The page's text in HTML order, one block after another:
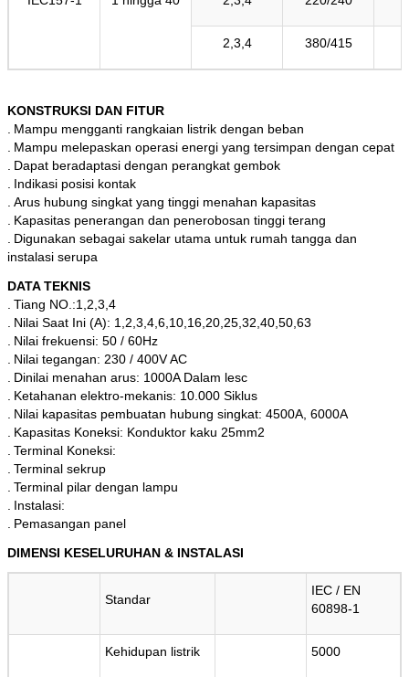
2,3,4 380/415
KONSTRUKSI DAN FITUR
Mampu mengganti rangkaian listrik dengan beban
Mampu melepaskan operasi energi yang tersimpan dengan cepat
Dapat beradaptasi dengan perangkat gembok
Indikasi posisi kontak
Arus hubung singkat yang tinggi menahan kapasitas
Kapasitas penerangan dan penerobosan tinggi terang
Digunakan sebagai sakelar utama untuk rumah tangga dan
instalasi serupa
DATA TEKNIS
Tiang NO.:1,2,3,4
Nilai Saat Ini (A): 1,2,3,4,6,10,16,20,25,32,40,50,63
Nilai frekuensi: 50 / 60Hz
Nilai tegangan: 230 / 400V AC
Dinilai menahan arus: 1000A Dalam lesc
Ketahanan elektro-mekanis: 10.000 Siklus
Nilai kapasitas pembuatan hubung singkat: 4500A, 6000A
Kapasitas Koneksi: Konduktor kaku 25mm2
Terminal Koneksi:
Terminal sekrup
Terminal pilar dengan lampu
Instalasi:
Pemasangan panel
DIMENSI KESELURUHAN & INSTALASI
Standar
IEC / EN
60898-1
Kehidupan listrik 5000